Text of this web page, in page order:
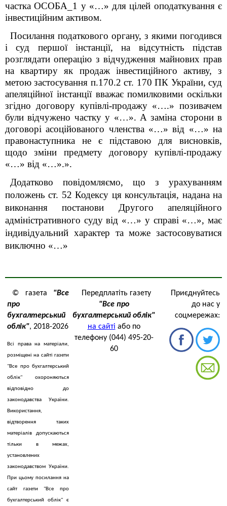
частка ОСОБА_1 у «…» для цілей оподаткування є
інвестиційним активом.
Посилання податкового органу, з якими погодився
і суд першої інстанції, на відсутність підстав
розглядати операцію з відчудження майнових прав
на квартиру як продаж інвестиційного активу, з
метою застосування п.170.2 ст. 170 ПК України, суд
апеляційної інстанції вважає помилковими оскільки
згідно договору купівлі-продажу «….» позивачем
були відчужено частку у «…». А заміна сторони в
договорі асоційованого членства «…» від «…»на
правонаступника не є підставою для висновків,
щодо зміни предмету договору купівлі-продажу
«…» від «…».».
Додатково повідомляємо, що з урахуванням
положень ст. 52 Кодексу ця консультація, надана на
виконання постанови Другого апеляційного
адміністративного суду від «…» у справі «…», має
індивідуальний характер та може застосовуватися
виключно «…»
© газета "Все
про
бухгалтерський
облік", 2018-2026
Всі права на матеріали,
розміщені на сайті газети
"Все про бухгалтерський
облік" охороняються
відповідно до
законодавства України.
Використання,
відтворення таких
матеріалів допускаються
тільки в межах,
установлених
законодавством України.
При цьому посилання на
сайт газети "Все про
бухгалтерський облік" є
Передплатіть газету
"Все про
бухгалтерський облік"
на сайті або по
телефону (044) 495-20-
60
Приєднуйтесь
до нас у
соцмережах: